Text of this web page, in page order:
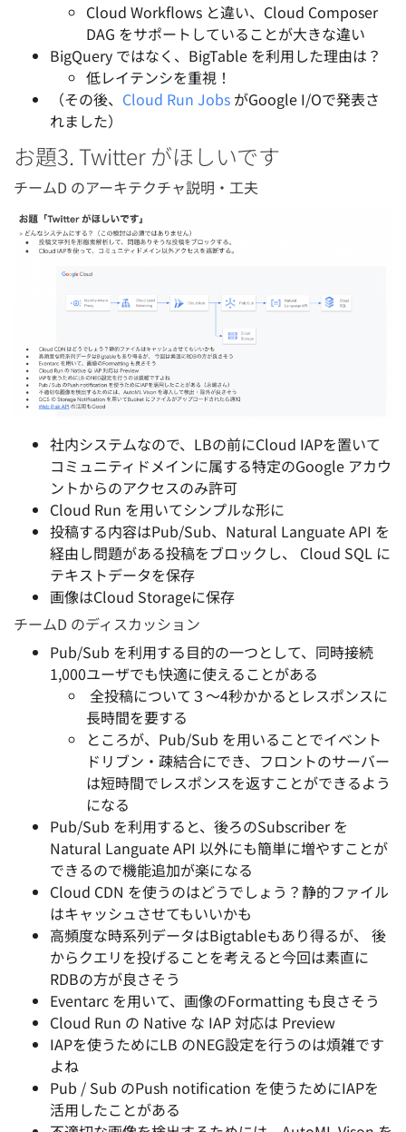
Cloud Workflows と違い、Cloud Composer
DAG をサポートしていることが大きな違い
BigQuery ではなく、BigTable を利用した理由は？
低レイテンシを重視！
（その後、 Cloud Run Jobs がGoogle I/Oで発表さ
れました）
お題3. Twitter がほしいです
チームD のアーキテクチャ説明・工夫
社内システムなので、LBの前にCloud IAPを置いて
コミュニティドメインに属する特定のGoogle アカウ
ントからのアクセスのみ許可
Cloud Run を用いてシンプルな形に
投稿する内容はPub/Sub、Natural Languate API を
経由し問題がある投稿をブロックし、 Cloud SQL に
テキストデータを保存
画像はCloud Storageに保存
チームD のディスカッション
Pub/Sub を利用する目的の一つとして、同時接続
1,000ユーザでも快適に使えることがある
全投稿について３〜4秒かかるとレスポンスに
長時間を要する
ところが、Pub/Sub を用いることでイベント
ドリブン・疎結合にでき、フロントのサーバー
は短時間でレスポンスを返すことができるよう
になる
Pub/Sub を利用すると、後ろのSubscriber を
Natural Languate API 以外にも簡単に増やすことが
できるので機能追加が楽になる
Cloud CDN を使うのはどうでしょう？静的ファイル
はキャッシュさせてもいいかも
高頻度な時系列データはBigtableもあり得るが、 後
からクエリを投げることを考えると今回は素直に
RDBの方が良さそう
Eventarc を用いて、画像のFormatting も良さそう
Cloud Run の Native な IAP 対応は Preview
IAPを使うためにLB のNEG設定を行うのは煩雑です
よね
Pub / Sub のPush notification を使うためにIAPを
活用したことがある